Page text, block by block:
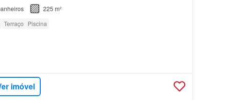
225 m²
Terraço Piscina
imóvel